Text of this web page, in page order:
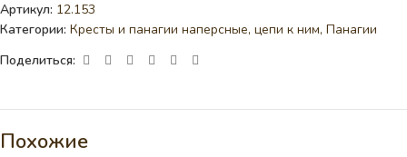
Артикул: 12.153
Категории: Кресты и панагии наперсные, цепи к ним, Панагии
Поделиться:
Похожие